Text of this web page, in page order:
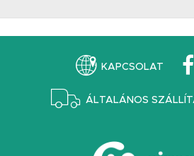
KAPCSOLAT
ÁLTALÁNOS